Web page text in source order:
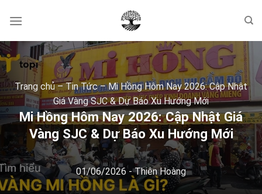
Trang chủ–Tin Tức–Mi Hồng Hôm Nay 2026: Cập Nhật
Giá Vàng SJC & Dự Báo Xu Hướng Mới
Mi Hồng Hôm Nay 2026: Cập Nhật Giá
Vàng SJC & Dự Báo Xu Hướng Mới
01/06/2026-Thiên Hoàng